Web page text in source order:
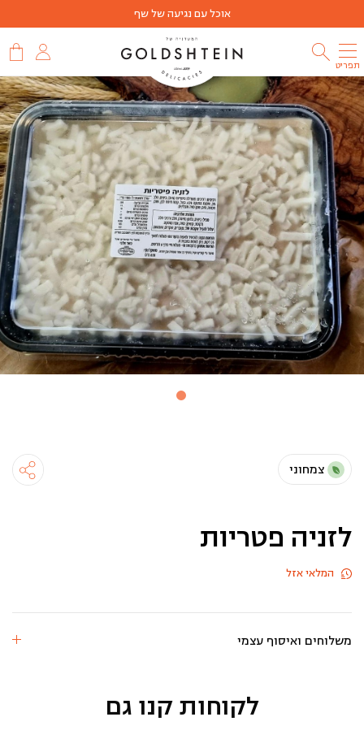
אוכל עם נגיעה של שף
תפריט
צמחוני
לזניה פטריות
המלאי אזל
משלוחים ואיסוף עצמי
לקוחות קנו גם